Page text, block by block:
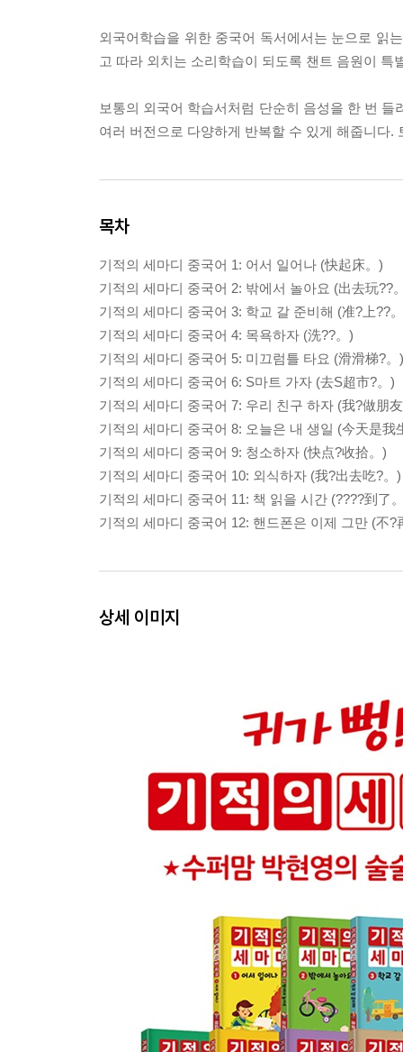
외국어학습을 위한 중국어 독서에서는 눈으로 읽
고 따라 외치는 소리학습이 되도록 챈트 음원이
보통의 외국어 학습서처럼 단순히 음성을 한 번
여러 버전으로 다양하게 반복할 수 있게 해줍니다
목차
기적의 세마디 중국어 1: 어서 일어나 (快起床。)
기적의 세마디 중국어 2: 밖에서 놀아요 (出去玩??
기적의 세마디 중국어 3: 학교 갈 준비해 (准?上??
기적의 세마디 중국어 4: 목욕하자 (洗??。)
기적의 세마디 중국어 5: 미끄럼틀 타요 (滑滑梯?。)
기적의 세마디 중국어 6: S마트 가자 (去S超市?。)
기적의 세마디 중국어 7: 우리 친구 하자 (我?做朋
기적의 세마디 중국어 8: 오늘은 내 생일 (今天是我
기적의 세마디 중국어 9: 청소하자 (快点?收拾。)
기적의 세마디 중국어 10: 외식하자 (我?出去吃?。)
기적의 세마디 중국어 11: 책 읽을 시간 (????到了
기적의 세마디 중국어 12: 핸드폰은 이제 그만 (不?
상세 이미지